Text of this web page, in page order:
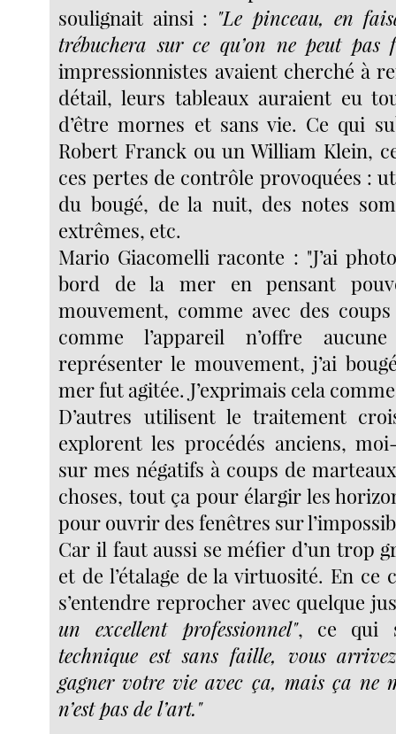
soulignait ainsi : "Le pinceau, en
trébuchera sur ce qu’on ne peut pas
impressionnistes avaient cherché à
détail, leurs tableaux auraient eu
d’être mornes et sans vie. Ce qui
Robert Franck ou un William Klein,
ces pertes de contrôle provoquées :
du bougé, de la nuit, des notes
extrêmes, etc.
Mario Giacomelli raconte : "J’ai
bord de la mer en pensant
mouvement, comme avec des
comme l’appareil n’offre
représenter le mouvement, j’ai
mer fut agitée. J’exprimais cela
D’autres utilisent le traitement
explorent les procédés anciens,
sur mes négatifs à coups de
choses, tout ça pour élargir les
pour ouvrir des fenêtres sur
Car il faut aussi se méfier d’un trop
et de l’étalage de la virtuosité. En ce
s’entendre reprocher avec quelque
un excellent professionnel", ce qui
technique est sans faille, vous
gagner votre vie avec ça, mais ça ne
n’est pas de l’art."